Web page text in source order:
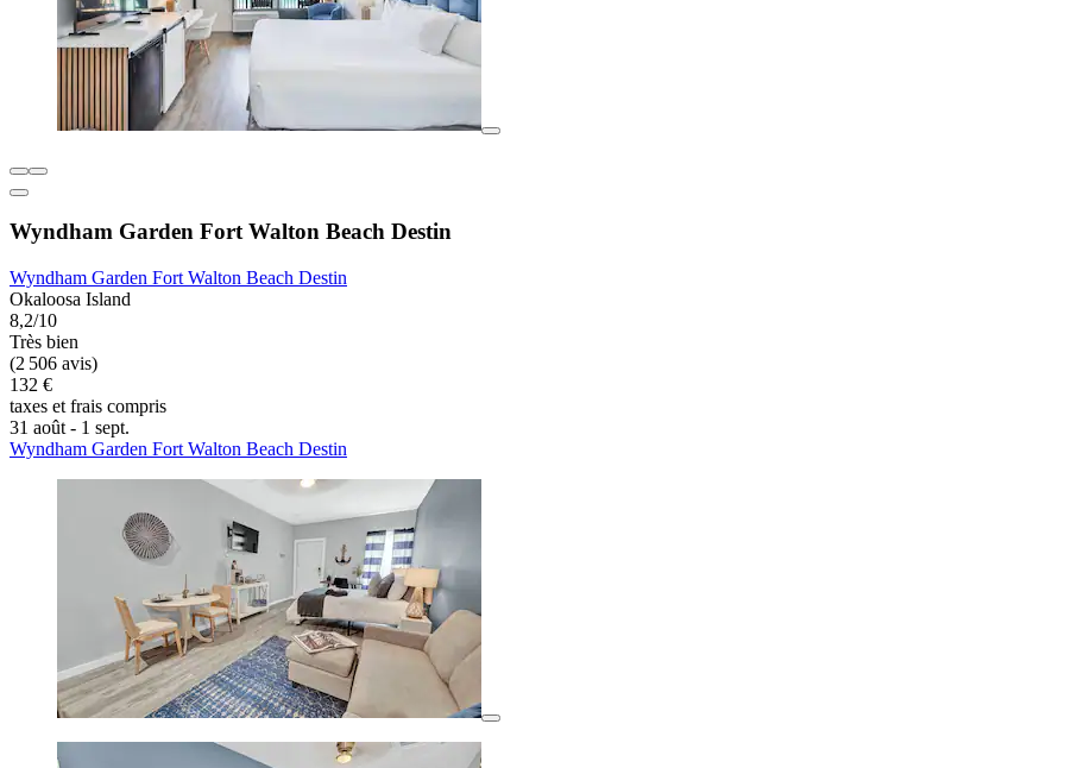
Wyndham Garden Fort Walton Beach Destin
Wyndham Garden Fort Walton Beach Destin
Okaloosa Island
8,2/10
Très bien
(2 506 avis)
132 €
taxes et frais compris
31 août - 1 sept.
Wyndham Garden Fort Walton Beach Destin